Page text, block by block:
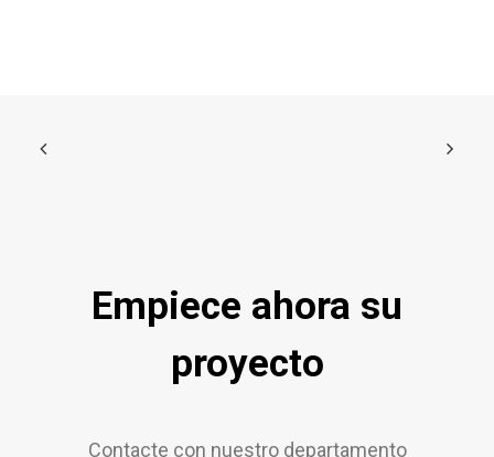
Empiece ahora su
proyecto
Contacte con nuestro departamento